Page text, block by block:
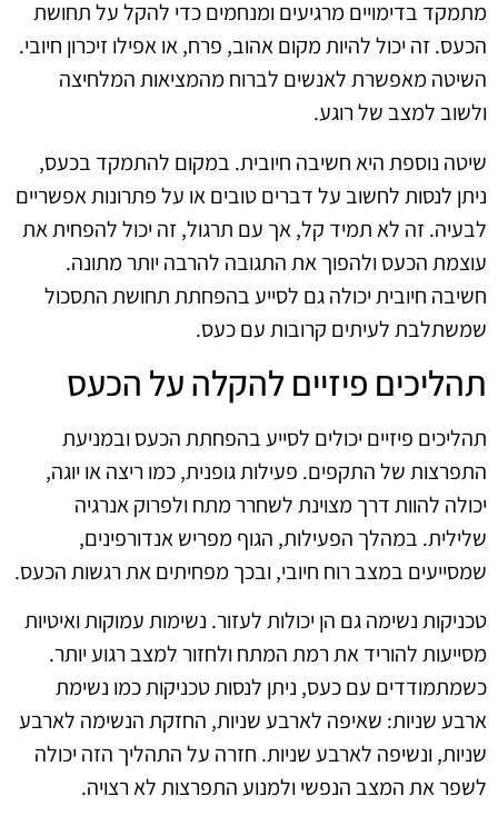
מתמקד בדימויים מרגיעים ומנחמים כדי להקל על תחושת
הכעס. זה יכול להיות מקום אהוב, פרח, או אפילו זיכרון חיובי.
השיטה מאפשרת לאנשים לברוח מהמציאות המלחיצה
ולשוב למצב של רוגע.
שיטה נוספת היא חשיבה חיובית. במקום להתמקד בכעס,
ניתן לנסות לחשוב על דברים טובים או על פתרונות אפשריים
לבעיה. זה לא תמיד קל, אך עם תרגול, זה יכול להפחית את
עוצמת הכעס ולהפוך את התגובה להרבה יותר מתונה.
חשיבה חיובית יכולה גם לסייע בהפחתת תחושת התסכול
שמשתלבת לעיתים קרובות עם כעס.
תהליכים פיזיים להקלה על הכעס
תהליכים פיזיים יכולים לסייע בהפחתת הכעס ובמניעת
התפרצות של התקפים. פעילות גופנית, כמו ריצה או יוגה,
יכולה להוות דרך מצוינת לשחרר מתח ולפרוק אנרגיה
שלילית. במהלך הפעילות, הגוף מפריש אנדורפינים,
שמסייעים במצב רוח חיובי, ובכך מפחיתים את רגשות הכעס.
טכניקות נשימה גם הן יכולות לעזור. נשימות עמוקות ואיטיות
מסייעות להוריד את רמת המתח ולחזור למצב רגוע יותר.
כשמתמודדים עם כעס, ניתן לנסות טכניקות כמו נשימת
ארבע שניות: שאיפה לארבע שניות, החזקת הנשימה לארבע
שניות, ונשיפה לארבע שניות. חזרה על התהליך הזה יכולה
לשפר את המצב הנפשי ולמנוע התפרצות לא רצויה.